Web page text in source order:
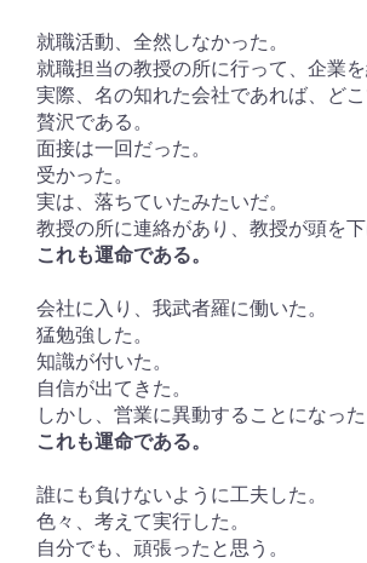
就職活動、全然しなかった。
就職担当の教授の所に行って、企業を
実際、名の知れた会社であれば、どこ
贅沢である。
面接は一回だった。
受かった。
実は、落ちていたみたいだ。
教授の所に連絡があり、教授が頭を
これも運命である。
会社に入り、我武者羅に働いた。
猛勉強した。
知識が付いた。
自信が出てきた。
しかし、営業に異動することになった
これも運命である。
誰にも負けないように工夫した。
色々、考えて実行した。
自分でも、頑張ったと思う。